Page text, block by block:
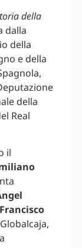
della
dalla
della
e della
della
Real
il
Francisco